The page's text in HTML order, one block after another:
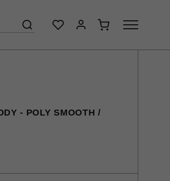
- POLY SMOOTH /